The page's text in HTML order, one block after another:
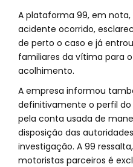
A plataforma 99, em
acidente ocorrido,
de perto o caso e já
familiares da vítima para
acolhimento.
A empresa informou
definitivamente o perfil
pela conta usada de
disposição das
investigação. A 99
motoristas parceiros é